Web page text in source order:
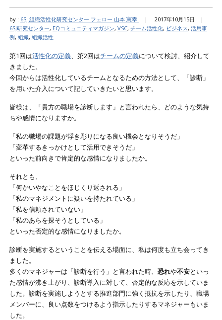
by : 6SJ 組織活性化研究センター フェロー 山本 憲幸 |
2017年10月15日 |
6SJ研究センター, EQコミュニティマガジン, VSC, チーム活性化, ビジネス, 活用事
例, 組織, 組織活性
第1回は活性化の定義、第2回はチームの定義について検討、紹介して
きました。
今回からは活性化しているチームとなるための方法として、「診断」
を用いた介入について記していきたいと思います。
皆様は、「貴方の職場を診断します」と言われたら、どのような気持
ちや感情になりますか。
「私の職場の課題が浮き彫りになる良い機会となりそうだ」
「変革するきっかけとして活用できそうだ」
といった前向きで肯定的な感情になりましたか。
それとも、
「何かいやなことをほじくり返される」
「私のマネジメントに疑いを持たれている」
「私を信頼されていない」
「私のあらを探そうとしている」
といった否定的な感情になりましたか。
診断を実施するということを伝える場面に、私は何度も立ち会ってき
ました。
多くのマネジャーは「診断を行う」と言われた時、 恐れや不安といっ
た感情が沸き上がり、診断導入に対して、否定的な反応を示していま
した。診断を実施しようとする推進部門に強く抵抗を示したり、職場
メンバーに、良い点数をつけるよう指示したりするマネジャーもいま
した。